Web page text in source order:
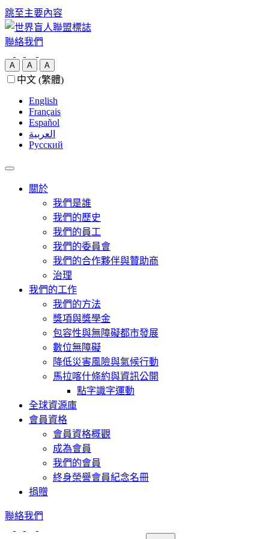
跳至主要內容
聯絡我們
A A A
中文 (繁體)
English
Français
Español
العربية‏
Русский
關於
我們是誰
我們的歷史
我們的員工
我們的委員會
我們的合作夥伴與贊助商
治理
我們的工作
我們的方法
獎項與獎學金
包容性與無障礙都市發展
數位無障礙
降低災害風險與氣候行動
馬拉喀什條約與資訊公開
點字識字運動
全球資源庫
會員資格
會員資格概觀
成為會員
我們的會員
終身榮譽會員紀念名冊
捐贈
聯絡我們